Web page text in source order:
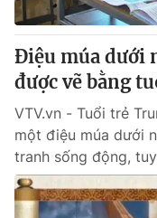
cấp ngày 29/12/2023
Tổng Biên tập:Vũ
Phó Tổng Biên tập:
Nguyễn Trọng Ninh
Tổng đài VTV:024.38
Ðiện thoại Thời báo
Email: toasoan@vtv.vn
Liên hệ quảng cáo:
Điệu múa dưới
được vẽ bằng
VTV.vn - Tuổi trẻ
một điệu múa dưới
tranh sống động,